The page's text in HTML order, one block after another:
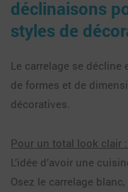
déclinaisons
styles de
Le carrelage se
de formes et de
décoratives.
Pour un total look clair
L’idée d’avoir une
Osez le carrelage